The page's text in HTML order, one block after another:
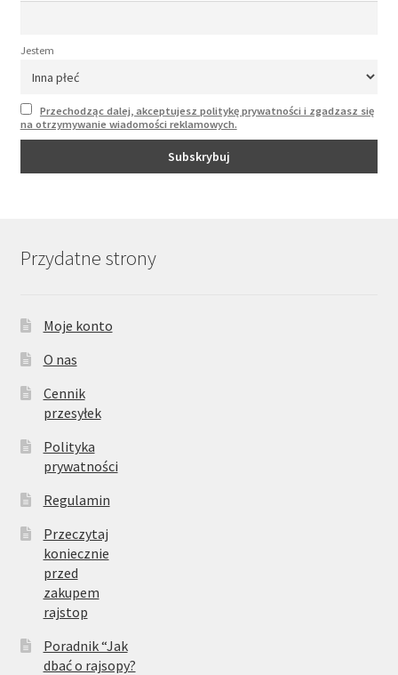
Jestem
Przechodząc dalej, akceptujesz politykę prywatności i zgadzasz się
na otrzymywanie wiadomości reklamowych.
Przydatne strony
Moje konto
O nas
Cennik
przesyłek
Polityka
prywatności
Regulamin
Przeczytaj
koniecznie
przed
zakupem
rajstop
Poradnik “Jak
dbać o rajsopy?